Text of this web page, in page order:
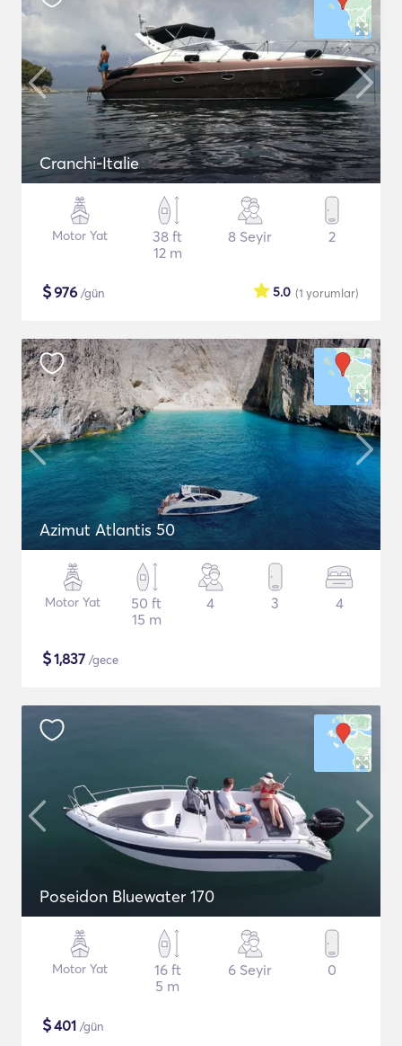
Cranchi-Italie
Motor Yat
38 ft
12 m
8 Seyir 2
$976 /gün (1 yorumlar)
5.0
Azimut Atlantis 50
Motor Yat
50 ft
15 m
4 3 4
$1,837 /gece
Poseidon Bluewater 170
Motor Yat
16 ft
5 m
6 Seyir 0
$401 /gün